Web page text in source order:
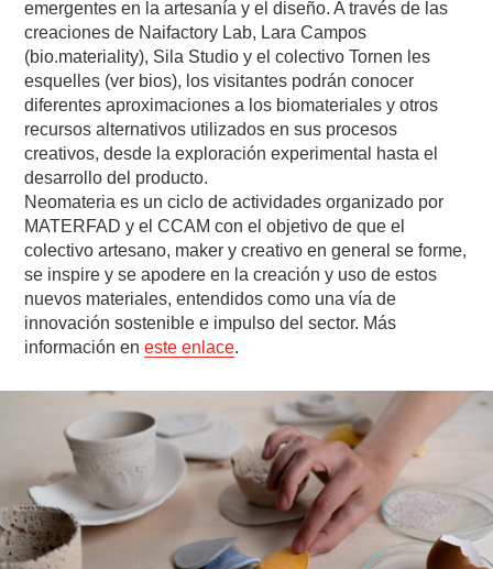
emergentes en la artesanía y el diseño. A través de las
creaciones de Naifactory Lab, Lara Campos
(bio.materiality), Sila Studio y el colectivo Tornen les
esquelles (ver bios), los visitantes podrán conocer
diferentes aproximaciones a los biomateriales y otros
recursos alternativos utilizados en sus procesos
creativos, desde la exploración experimental hasta el
desarrollo del producto.
Neomateria es un ciclo de actividades organizado por
MATERFAD y el CCAM con el objetivo de que el
colectivo artesano, maker y creativo en general se forme,
se inspire y se apodere en la creación y uso de estos
nuevos materiales, entendidos como una vía de
innovación sostenible e impulso del sector. Más
información eneste enlace.